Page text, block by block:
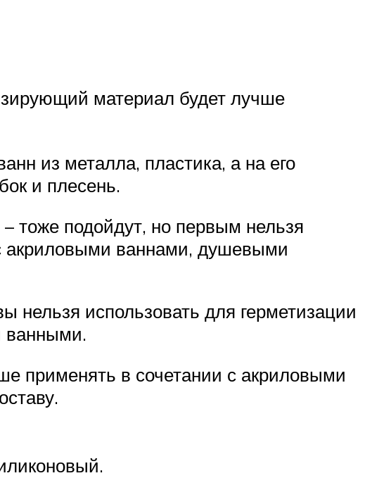
материал будет лучше
из металла, пластика, а на его
и плесень.
тоже подойдут, но первым нельзя
акриловыми ваннами, душевыми
нельзя использовать для герметизации
ванными.
применять в сочетании с акриловыми